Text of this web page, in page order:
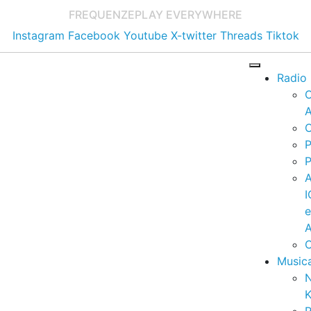
FREQUENZEPLAY EVERYWHERE
Instagram Facebook Youtube X-twitter Threads Tiktok
Radio
e